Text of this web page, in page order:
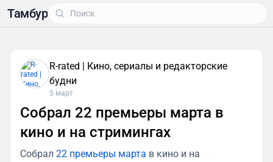
Тамбур
R-rated | Кино, сериалы и редакторские
будни
5 март
Собрал 22 премьеры марта в
кино и на стримингах
Собрал 22 премьеры марта в кино и на